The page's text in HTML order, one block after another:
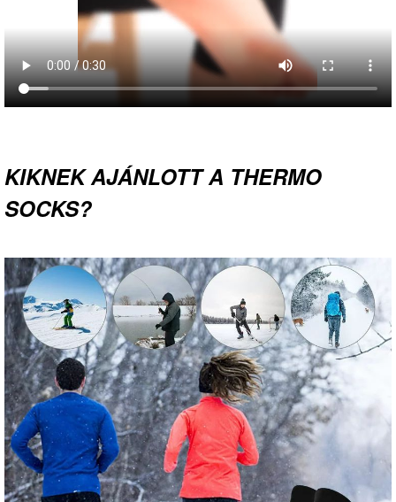
KIKNEK AJÁNLOTT A THERMO
SOCKS?